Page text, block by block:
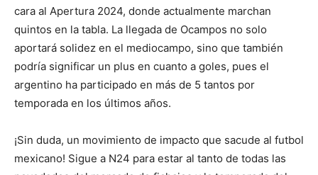
cara al Apertura 2024, donde actualmente marchan
quintos en la tabla. La llegada de Ocampos no solo
aportará solidez en el mediocampo, sino que también
podría significar un plus en cuanto a goles, pues el
argentino ha participado en más de 5 tantos por
temporada en los últimos años.
¡Sin duda, un movimiento de impacto que sacude al futbol
mexicano! Sigue a N24 para estar al tanto de todas las